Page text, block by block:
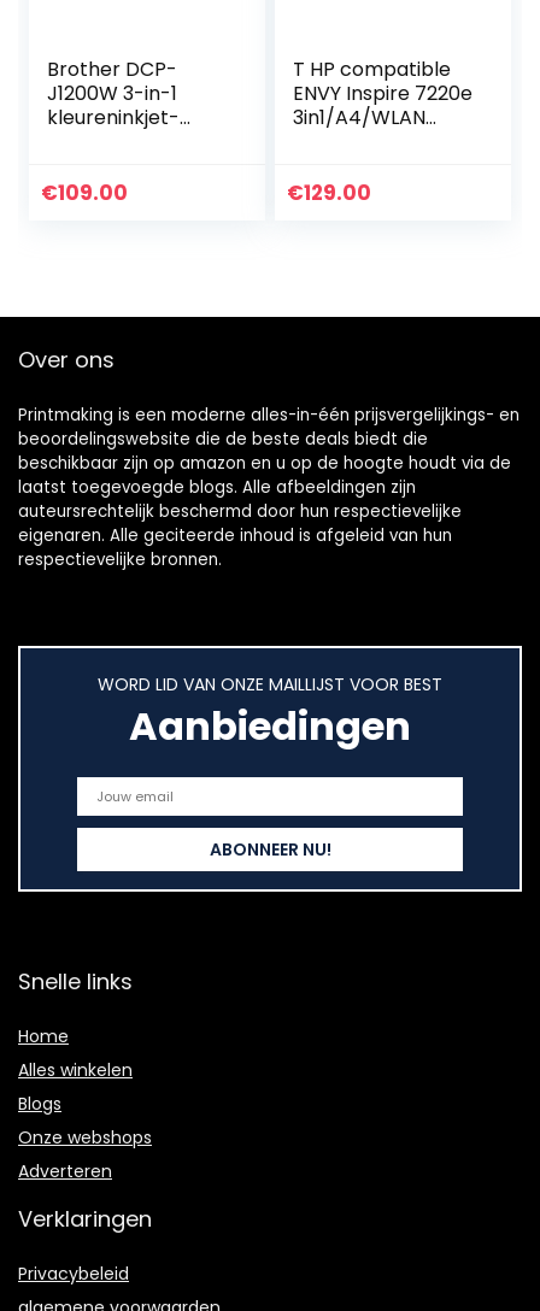
Brother DCP-
J1200W 3-in-1
kleureninkjet-
scanner, kopieer),
€109.00
T HP compatible
ENVY Inspire 7220e
3in1/A4/WLAN
€129.00
Over ons
Printmaking is een moderne alles-in-één prijsvergelijkings- en
beoordelingswebsite die de beste deals biedt die
beschikbaar zijn op amazon en u op de hoogte houdt via de
laatst toegevoegde blogs. Alle afbeeldingen zijn
auteursrechtelijk beschermd door hun respectievelijke
eigenaren. Alle geciteerde inhoud is afgeleid van hun
respectievelijke bronnen.
WORD LID VAN ONZE MAILLIJST VOOR BEST
Aanbiedingen
Snelle links
Home
Alles winkelen
Blogs
Onze webshops
Adverteren
Verklaringen
Privacybeleid